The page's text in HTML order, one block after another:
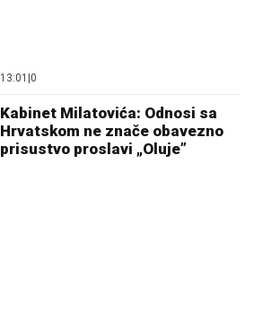
13:01 0
Kabinet Milatovića: Odnosi sa
Hrvatskom ne znače obavezno
prisustvo proslavi „Oluje”